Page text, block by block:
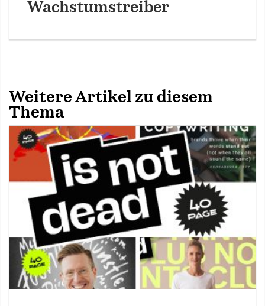
Wachstumstreiber
Weitere Artikel zu diesem
Thema